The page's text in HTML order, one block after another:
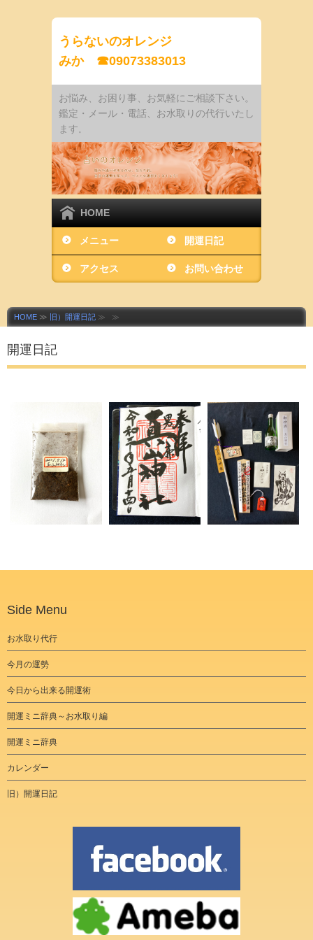
うらないのオレンジ
みか ☎09073383013
お悩み、お困り事、お気軽にご相談下さい。
鑑定・メール・電話、お水取りの代行いたし
ます
HOME
メニュー 開運日記
アクセス お問い合わせ
HOME ≫ 旧）開運日記 ≫ ≫
開運日記
Side Menu
お水取り代行
今月の運勢
今日から出来る開運術
開運ミニ辞典～お水取り編
開運ミニ辞典
カレンダー
旧）開運日記